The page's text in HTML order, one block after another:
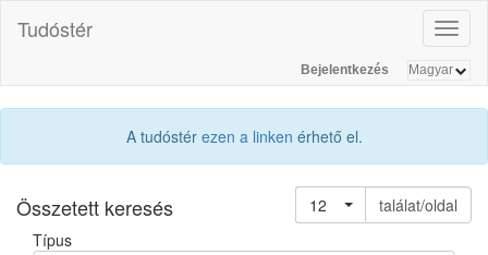
Tudóstér
Bejelentkezés
A tudóstér ezen a linken érhető el.
Összetett keresés 12
találat/oldal
Típus